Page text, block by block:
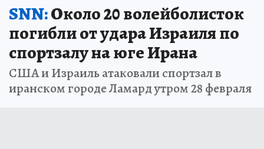
SNN:Около 20 волейболисток
погибли от удара Израиля по
спортзалу на юге Ирана
США и Израиль атаковали спортзал в
иранском городе Ламард утром 28 февраля